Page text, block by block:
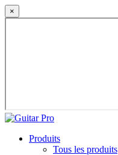
×
Produits
Tous les produits